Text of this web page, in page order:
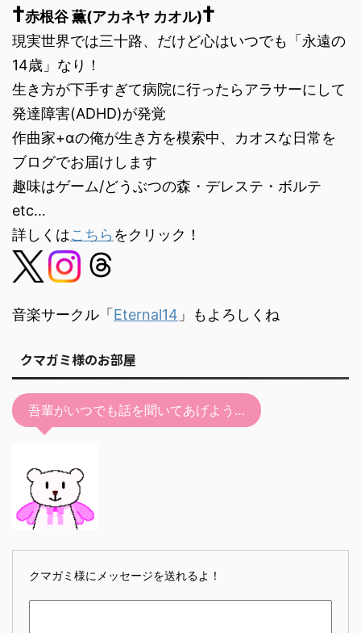
プ
ー
ヤ
ー
†赤根谷 薫(アカネヤ カオル)†
現実世界では三十路、だけど心はいつでも「永遠の
14歳」なり！
生き方が下手すぎて病院に行ったらアラサーにして
発達障害(ADHD)が発覚
作曲家+αの俺が生き方を模索中、カオスな日常を
ブログでお届けします
趣味はゲーム/どうぶつの森・デレステ・ボルテ
etc…
詳しくはこちら をクリック！
音楽サークル「Eternal14 」もよろしくね
クマガミ様のお部屋
吾輩がいつでも話を聞いてあげよう…
クマガミ様にメッセージを送れるよ！